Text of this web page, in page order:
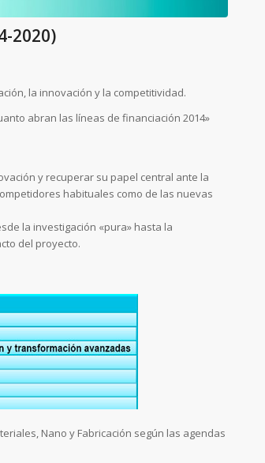
2020)
la innovación y la competitividad.
abran las líneas de financiación 2014»
y recuperar su papel central ante la
habituales como de las nuevas
la investigación «pura» hasta la
del proyecto.
Nano y Fabricación según las agendas